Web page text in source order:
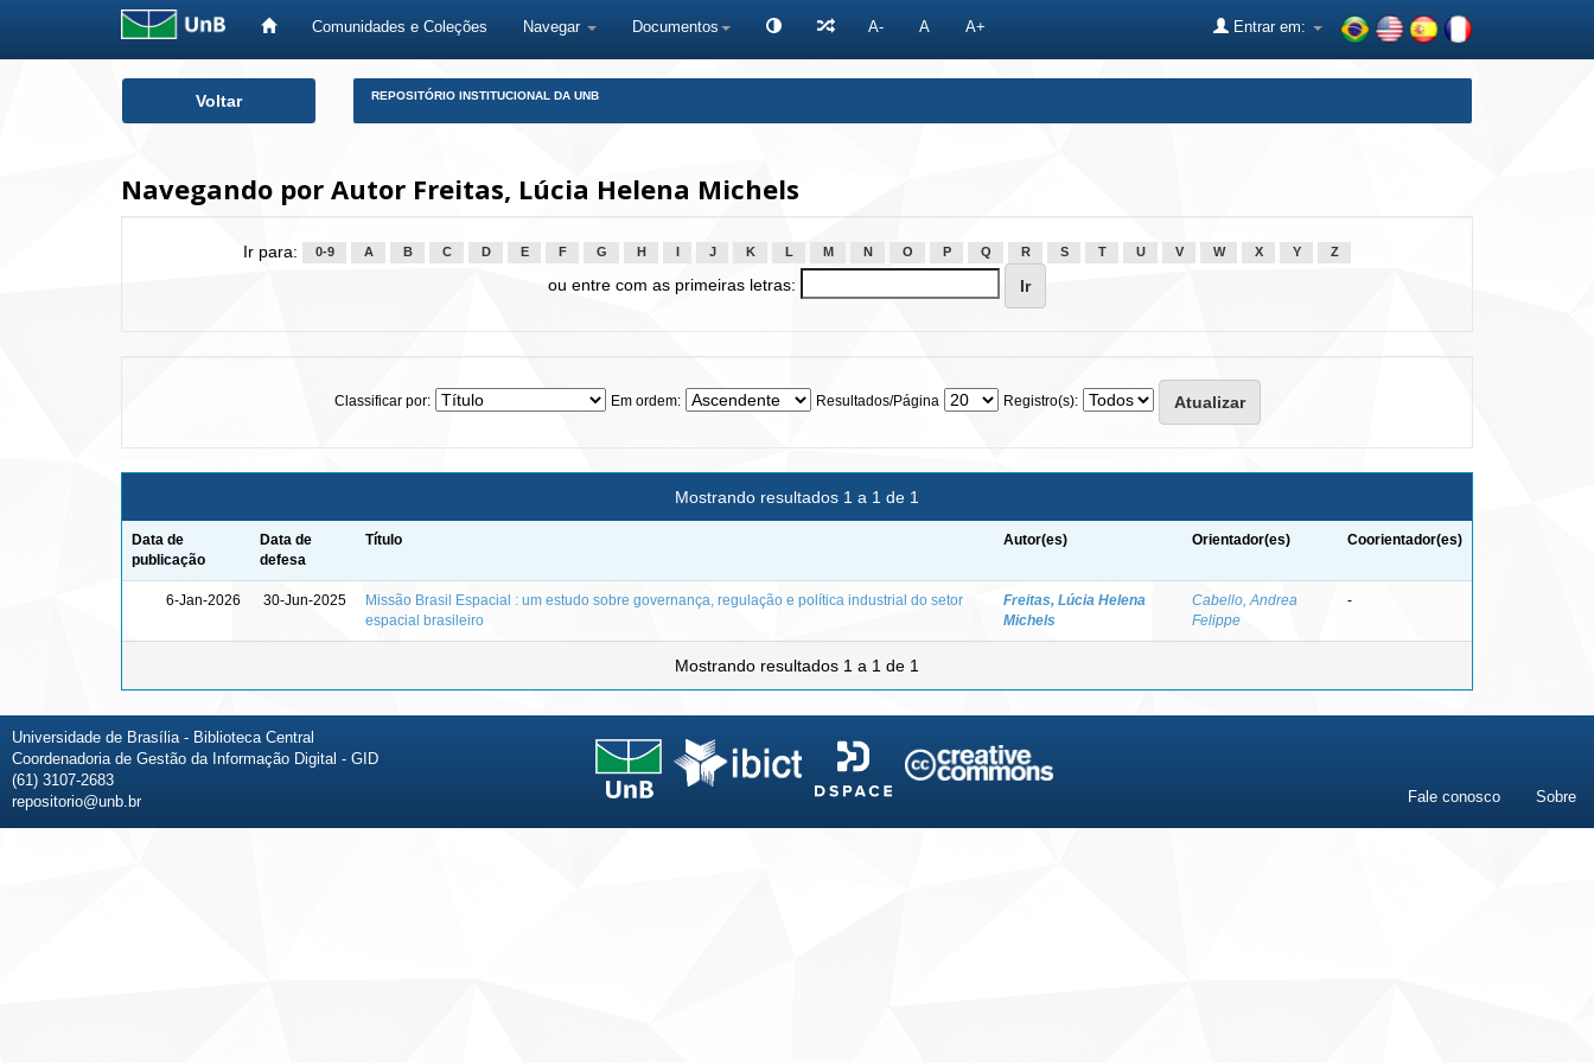
Comunidades e Coleções Navegar Documentos A- A A+ Entrar em:
Voltar REPOSITÓRIO INSTITUCIONAL DA UNB
Navegando por Autor Freitas, Lúcia Helena Michels
Ir para: 0-9 A B C D E F G H J K L M N O P Q R S T U V W X Y Z
ou entre com as primeiras letras:
Classificar por: Em ordem: Resultados/Página Registro(s):
Mostrando resultados 1 a 1 de 1
Data de
publicação
Data de
defesa
Título Autor(es) Orientador(es) Coorientador(es)
6-Jan-2026 30-Jun-2025
Missão Brasil Espacial : um estudo sobre governança, regulação e política industrial do setor
espacial brasileiro
Freitas, Lúcia Helena
Michels
Cabello, Andrea
Felippe
-
Mostrando resultados 1 a 1 de 1
Universidade de Brasília - Biblioteca Central
Coordenadoria de Gestão da Informação Digital - GID
(61) 3107-2683
repositorio@unb.br
Fale conosco Sobre